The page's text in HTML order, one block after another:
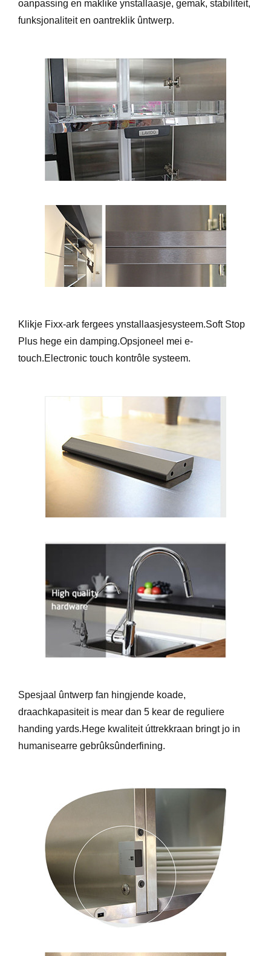
oanpassing en maklike ynstallaasje, gemak, stabiliteit,
funksjonaliteit en oantreklik ûntwerp.
Klikje Fixx-ark fergees ynstallaasjesysteem.Soft Stop
Plus hege ein damping.Opsjoneel mei e-
touch.Electronic touch kontrôle systeem.
Spesjaal ûntwerp fan hingjende koade,
draachkapasiteit is mear dan 5 kear de reguliere
handing yards.Hege kwaliteit úttrekkraan bringt jo in
humanisearre gebrûksûnderfining.